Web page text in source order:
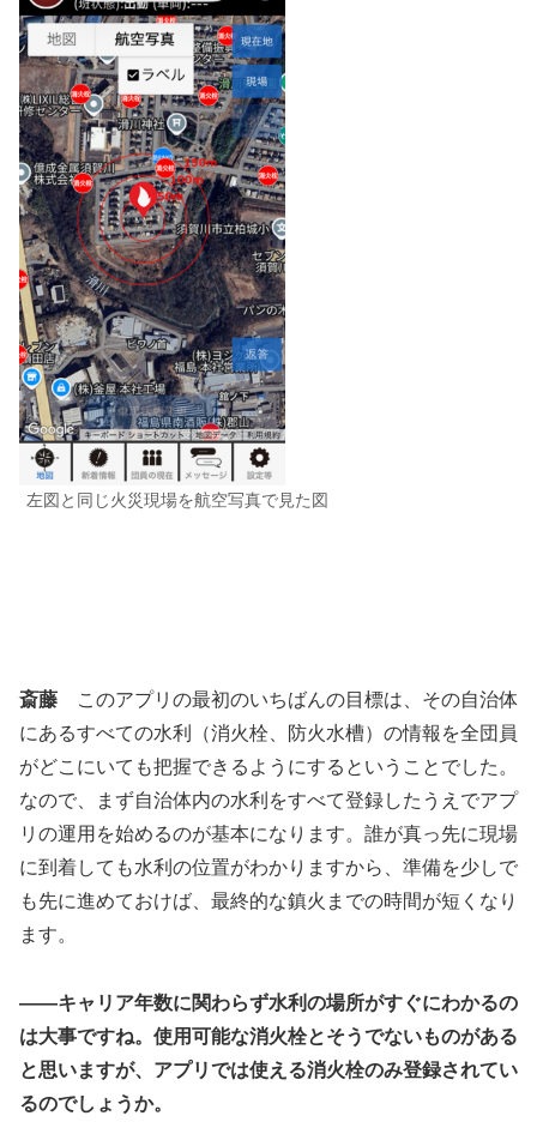
左図と同じ火災現場を航空写真で見た図
斎藤 このアプリの最初のいちばんの目標は、その自治体
にあるすべての水利（消火栓、防火水槽）の情報を全団員
がどこにいても把握できるようにするということでした。
なので、まず自治体内の水利をすべて登録したうえでアプ
リの運用を始めるのが基本になります。誰が真っ先に現場
に到着しても水利の位置がわかりますから、準備を少しで
も先に進めておけば、最終的な鎮火までの時間が短くなり
ます。
――キャリア年数に関わらず水利の場所がすぐにわかるの
は大事ですね。使用可能な消火栓とそうでないものがある
と思いますが、アプリでは使える消火栓のみ登録されてい
るのでしょうか。